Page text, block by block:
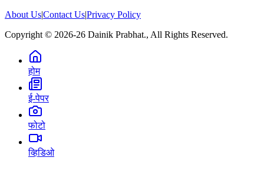
About Us|Contact Us|Privacy Policy
Copyright © 2026-26 Dainik Prabhat., All Rights Reserved.
होम
ई-पेपर
फोटो
व्हिडिओ